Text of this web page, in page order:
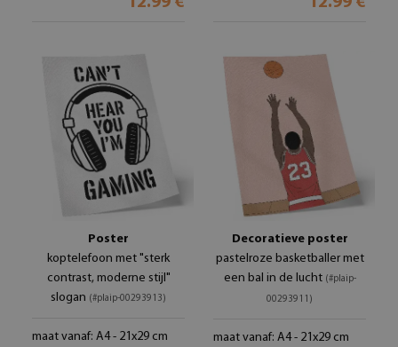
Poster
koptelefoon met "sterk
contrast, moderne stijl"
slogan (#plaip-00293913)
maat vanaf: A4 - 21x29 cm
Decoratieve poster
pastelroze basketballer met
een bal in de lucht (#plaip-
00293911)
maat vanaf: A4 - 21x29 cm